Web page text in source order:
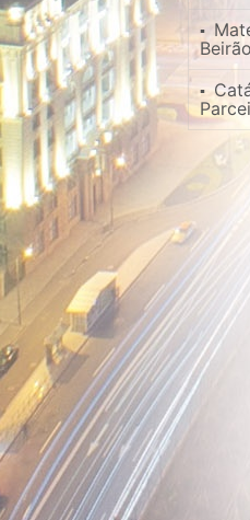
▪
Beirão
▪